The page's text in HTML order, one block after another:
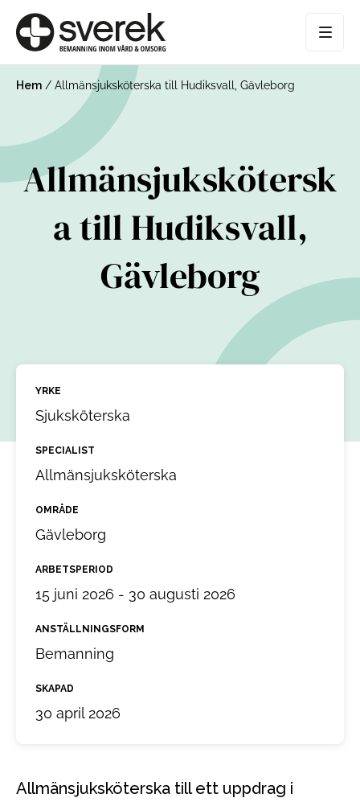
Hem / Allmänsjuksköterska till Hudiksvall, Gävleborg
Allmänsjukskötersk
a till Hudiksvall,
Gävleborg
YRKE
Sjuksköterska
SPECIALIST
Allmänsjuksköterska
OMRÅDE
Gävleborg
ARBETSPERIOD
15 juni 2026 - 30 augusti 2026
ANSTÄLLNINGSFORM
Bemanning
SKAPAD
30 april 2026
Allmänsjuksköterska till ett uppdrag i